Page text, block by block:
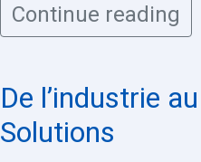
Continue reading
De l’industrie
Solutions